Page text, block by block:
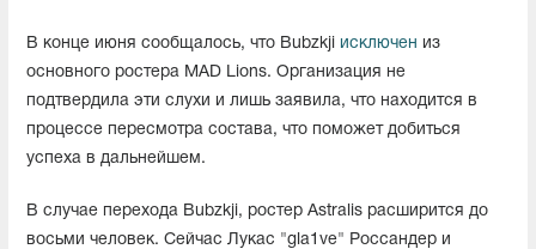
В конце июня сообщалось, что Bubzkji исключен из
основного ростера MAD Lions. Организация не
подтвердила эти слухи и лишь заявила, что находится в
процессе пересмотра состава, что поможет добиться
успеха в дальнейшем.
В случае перехода Bubzkji, ростер Astralis расширится до
восьми человек. Сейчас Лукас "gla1ve⁠" Россандер и